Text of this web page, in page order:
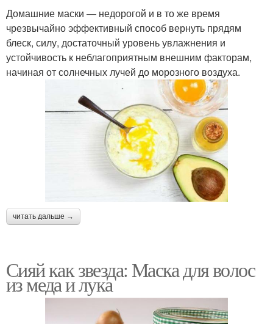
Домашние маски — недорогой и в то же время
чрезвычайно эффективный способ вернуть прядям
блеск, силу, достаточный уровень увлажнения и
устойчивость к неблагоприятным внешним факторам,
начиная от солнечных лучей до морозного воздуха.
читать дальше →
Сияй как звезда: Маска для волос
из меда и лука